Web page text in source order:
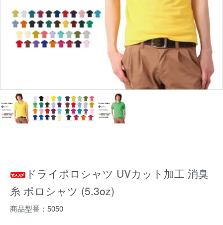
ドライポロシャツ UVカット加工 消臭
糸 ポロシャツ (5.3oz)
商品型番：5050